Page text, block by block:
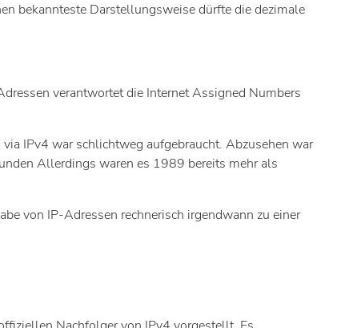
bekannteste Darstellungsweise dürfte die dezimale
verantwortet die Internet Assigned Numbers
IPv4 war schlichtweg aufgebraucht. Abzusehen war
Allerdings waren es 1989 bereits mehr als
von IP-Adressen rechnerisch irgendwann zu einer